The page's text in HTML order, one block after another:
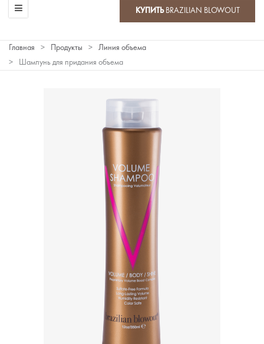
Главное
меню
КУПИТЬBRAZILIAN BLOWOUT
Строка
Главная Продукты
Линия объема
Шампунь для придания объема